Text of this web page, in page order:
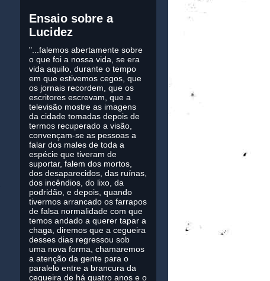
Ensaio sobre a
Lucidez
"...falemos abertamente sobre
o que foi a nossa vida, se era
vida aquilo, durante o tempo
em que estivemos cegos, que
os jornais recordem, que os
escritores escrevam, que a
televisão mostre as imagens
da cidade tomadas depois de
termos recuperado a visão,
convençam-se as pessoas a
falar dos males de toda a
espécie que tiveram de
suportar, falem dos mortos,
dos desaparecidos, das ruínas,
dos incêndios, do lixo, da
podridão, e depois, quando
tivermos arrancado os farrapos
de falsa normalidade com que
temos andado a querer tapar a
chaga, diremos que a cegueira
desses dias regressou sob
uma nova forma, chamaremos
a atenção da gente para o
paralelo entre a brancura da
cegueira de há quatro anos e o